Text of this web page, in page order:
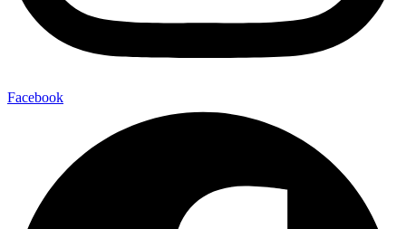
Facebook